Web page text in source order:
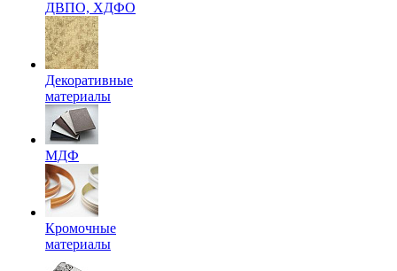
ДВПО, ХДФО
Декоративные
материалы
МДФ
Кромочные
материалы